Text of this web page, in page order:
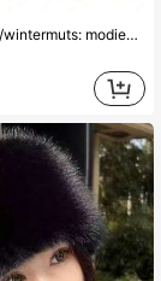
1 grote herfst-/wintermuts: modieuze gebreide muts voor heren, Koreaanse stijl muts, effen muts met oorflappen, wollen muts, winterse outdoor koudebestendige muts, dikke wollen muts, herfst-/wintermuts voor dames met losse pasvorm, pluizige warme muts, flatteus voor grote gezichten, kleine gebreide muts met oorflappen